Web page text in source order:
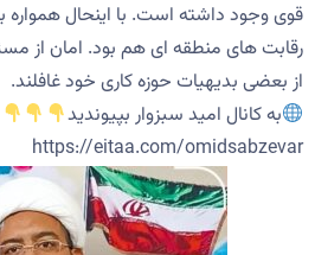
قوی وجود داشته است. با اینحال
رقابت های منطقه ای هم بود. امان از
از بعضی بدیهیات حوزه کاری خود غافلند.
به کانال امید سبزوار بپیوندید
https://eitaa.com/omidsabzevar